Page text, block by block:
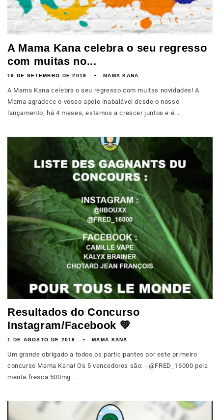
A Mama Kana celebra o seu regresso
com muitas no...
19 DE SETEMBRO DE 2019 MAMA KANA
A Mama Kana celebra o seu regresso com muitas novidades! A
Mama agradece o vosso apoio inabalável desde o nosso
lançamento, há 4 meses, estamos a crescer juntos e é...
Resultados do Concurso
Instagram/Facebook 💚
1 DE AGOSTO DE 2019 MAMA KANA
Um grande obrigado a todos os participantes por este primeiro
concurso Mama Kana! Os 5 vencedores são: - @FRED_16000 pela
menta fresca 500mg ...